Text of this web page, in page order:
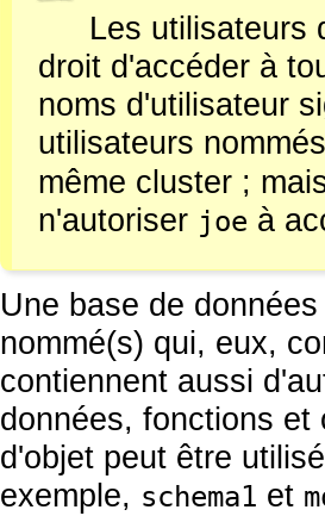
Les utilisateurs
droit d'accéder à
noms d'utilisateur
utilisateurs
même cluster ;
n'autoriser joe à
Une base de
nommé(s) qui, eux,
contiennent aussi
données, fonctions et
d'objet peut être
exemple, schema1 et